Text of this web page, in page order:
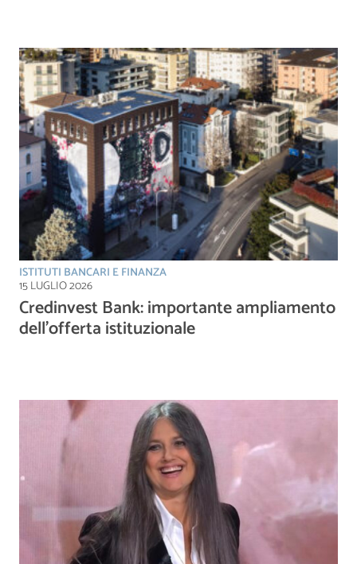
ISTITUTI BANCARI E FINANZA
15 LUGLIO 2026
Credinvest Bank: importante ampliamento
dell’offerta istituzionale